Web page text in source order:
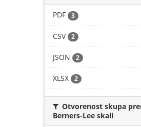
PDF 3
CSV 2
JSON 2
XLSX 2
Otvorenost skupa
Berners-Lee skali